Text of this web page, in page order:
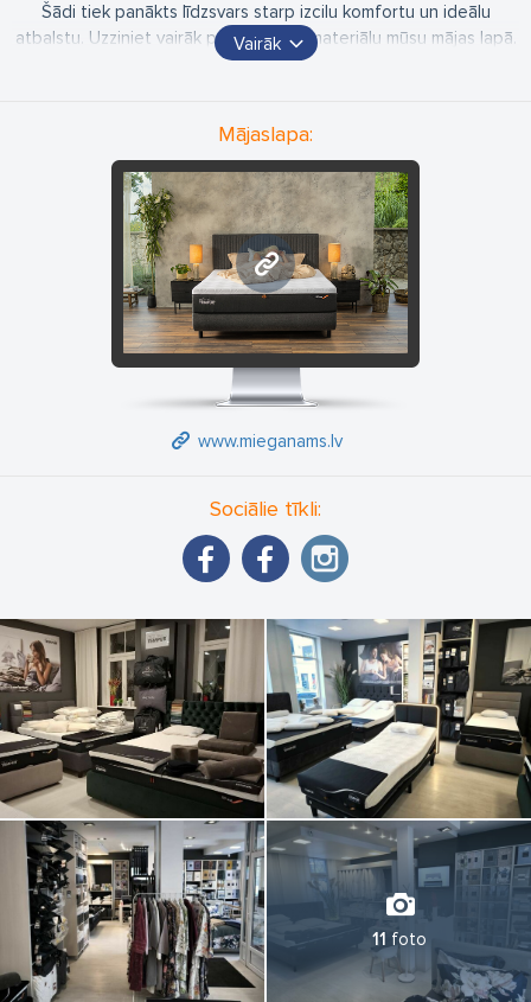
Šādi tiek panākts līdzsvars starp izcilu komfortu un ideālu
atbalstu. Uzziniet vairāk par TEMPUR materiālu mūsu mājas lapā.
Kvalitatīvas gultas, TEMPUR matrači, virsmatrači, spilveni un
aksesuāri. Uzņēmuma piedāvātos zīmolus raksturo uzticamība,
kvalitāte un pozitīvas klientu un sadarbības partneru
atsauksmes.
Vairāk
Mājaslapa:
www.mieganams.lv
www.mieganams.lv
Sociālie tīkli:
11 foto